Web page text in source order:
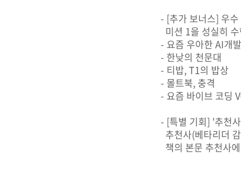
- [추가 보너스] 우
미션 1을 성실히 수
- 요즘 우아한 AI개발
- 한낮의 천문대
- 티밥, T1의 밥상
- 몰트북, 충격
- 요즘 바이브 코딩
- [특별 기회] '추천
추천사(베타리더
책의 본문 추천사